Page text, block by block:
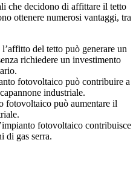
che decidono di affittare il tetto
ottenere numerosi vantaggi, tra
l’affitto del tetto può generare un
richiedere un investimento
fotovoltaico può contribuire a
industriale.
fotovoltaico può aumentare il
fotovoltaico contribuisce
di gas serra.